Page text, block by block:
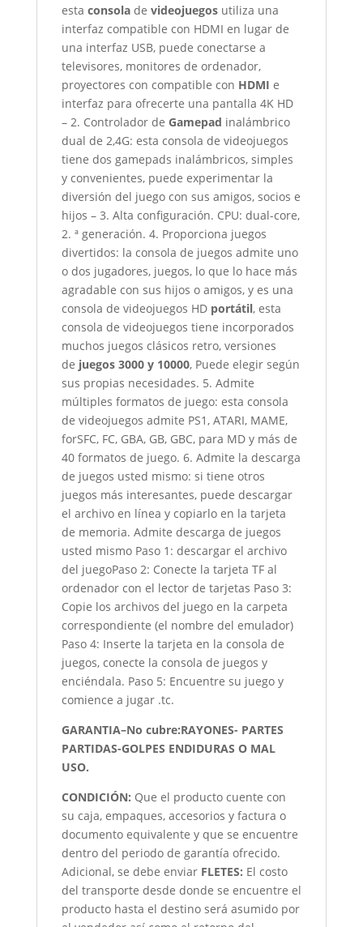
esta consolade videojuegosutiliza una
interfaz compatible con HDMI en lugar de
una interfaz USB, puede conectarse a
televisores, monitores de ordenador,
proyectores con compatible con HDMI e
interfaz para ofrecerte una pantalla 4K HD
– 2. Controlador de Gamepad inalámbrico
dual de 2,4G: esta consola de videojuegos
tiene dos gamepads inalámbricos, simples
y convenientes, puede experimentar la
diversión del juego con sus amigos, socios e
hijos – 3. Alta configuración. CPU: dual-core,
2. ª generación. 4. Proporciona juegos
divertidos: la consola de juegos admite uno
o dos jugadores, juegos, lo que lo hace más
agradable con sus hijos o amigos, y es una
consola de videojuegos HD portátil, esta
consola de videojuegos tiene incorporados
muchos juegos clásicos retro, versiones
de juegos 3000 y 10000, Puede elegir según
sus propias necesidades. 5. Admite
múltiples formatos de juego: esta consola
de videojuegos admite PS1, ATARI, MAME,
forSFC, FC, GBA, GB, GBC, para MD y más de
40 formatos de juego. 6. Admite la descarga
de juegos usted mismo: si tiene otros
juegos más interesantes, puede descargar
el archivo en línea y copiarlo en la tarjeta
de memoria. Admite descarga de juegos
usted mismo Paso 1: descargar el archivo
del juegoPaso 2: Conecte la tarjeta TF al
ordenador con el lector de tarjetas Paso 3:
Copie los archivos del juego en la carpeta
correspondiente (el nombre del emulador)
Paso 4: Inserte la tarjeta en la consola de
juegos, conecte la consola de juegos y
enciéndala. Paso 5: Encuentre su juego y
comience a jugar .tc.
GARANTIA–No cubre:RAYONES- PARTES
PARTIDAS-GOLPES ENDIDURAS O MAL
USO.
CONDICIÓN: Que el producto cuente con
su caja, empaques, accesorios y factura o
documento equivalente y que se encuentre
dentro del periodo de garantía ofrecido.
Adicional, se debe enviar FLETES: El costo
del transporte desde donde se encuentre el
producto hasta el destino será asumido por